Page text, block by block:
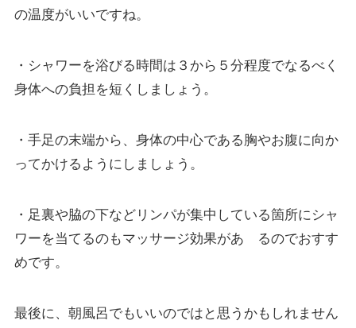
の温度がいいですね。
・シャワーを浴びる時間は３から５分程度でなるべく
身体への負担を短くしましょう。
・手足の末端から、身体の中心である胸やお腹に向か
ってかけるようにしましょう。
・足裏や脇の下などリンパが集中している箇所にシャ
ワーを当てるのもマッサージ効果があ るのでおすす
めです。
最後に、朝風呂でもいいのではと思うかもしれません